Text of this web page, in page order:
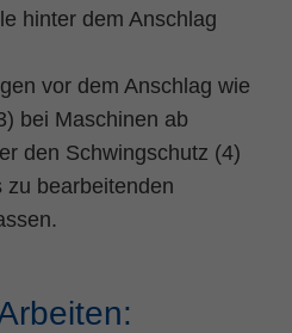
hinter dem Anschlag
vor dem Anschlag wie
bei Maschinen ab
den Schwingschutz (4)
zu bearbeitenden